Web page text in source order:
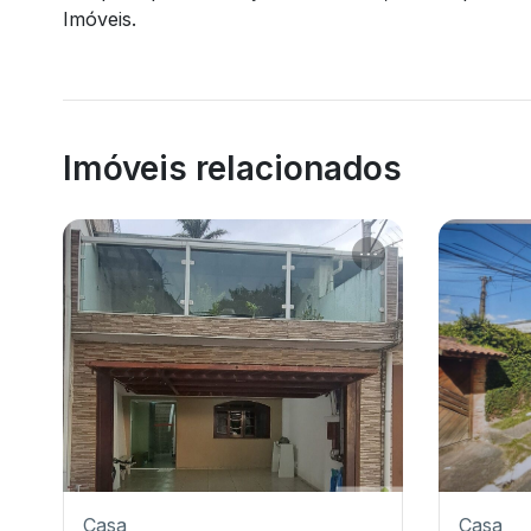
Imóveis.
Imóveis relacionados
Casa Casa